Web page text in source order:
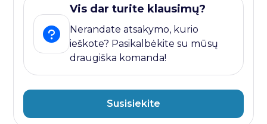
Vis dar turite klausimų?
Nerandate atsakymo, kurio
ieškote? Pasikalbėkite su mūsų
draugiška komanda!
Susisiekite